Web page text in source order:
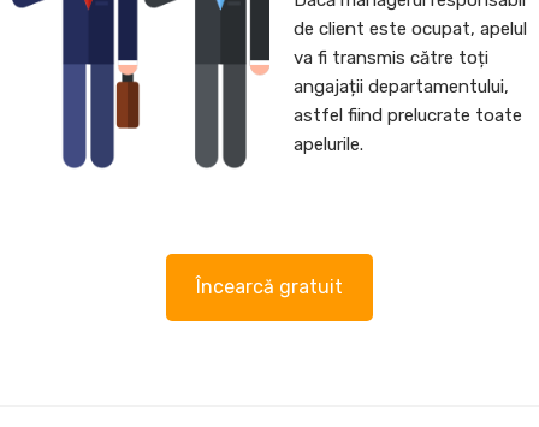
de client este ocupat, apelul
va fi transmis către toți
angajații departamentului,
astfel fiind prelucrate toate
apelurile.
Încearcă gratuit